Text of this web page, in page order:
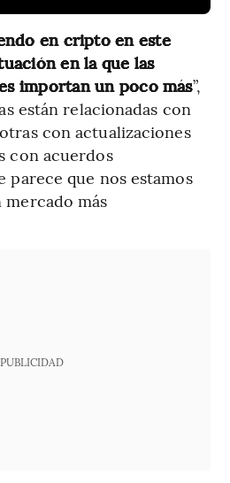
en cripto en este
en la que las
importan un poco más”,
están relacionadas con
con actualizaciones
con acuerdos
parece que nos estamos
más
PUBLICIDAD